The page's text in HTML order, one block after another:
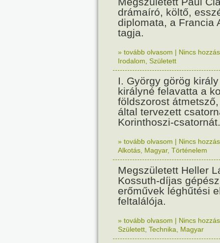
drámaíró, költő,
diplomata, a Francia
tagja.
» tovább olvasom | Nincs
Irodalom Született
I. György görög
királyné felavatta a
földszorost
által tervezett
Korinthoszi-csatornát.
» tovább olvasom | Nincs
Alkotás Magyar, Történelem
Megszületett Heller
Kossuth-díjas
erőművek léghűtési
feltalálója.
» tovább olvasom | Nincs
Született Technika Magyar